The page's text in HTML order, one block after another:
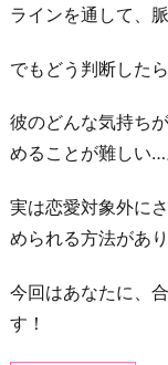
ラインを通して、
でもどう判断した
彼のどんな気持ち
めることが難しい…
実は恋愛対象外に
められる方法があり
今回はあなたに、
す！